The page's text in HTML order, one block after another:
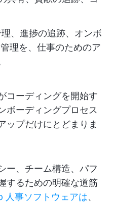
、進捗の追跡、オンボ
理を、仕事のためのア
コーディングを開始す
ボーディングプロセス
ップだけにとどまりま
ー、チーム構造、パフ
するための明確な道筋
人事ソフトウェアは、